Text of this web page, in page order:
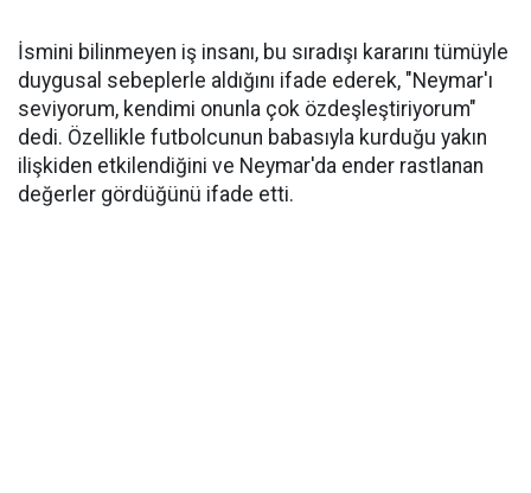
İsmini bilinmeyen iş insanı, bu sıradışı kararını tümüyle
duygusal sebeplerle aldığını ifade ederek, "Neymar'ı
seviyorum, kendimi onunla çok özdeşleştiriyorum"
dedi. Özellikle futbolcunun babasıyla kurduğu yakın
ilişkiden etkilendiğini ve Neymar'da ender rastlanan
değerler gördüğünü ifade etti.